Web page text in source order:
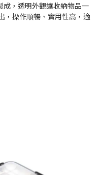
成，透明外觀讓收納物品一
，操作順暢、實用性高，適